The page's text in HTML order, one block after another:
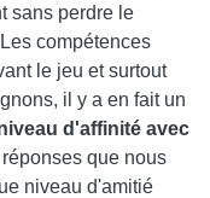
sans perdre le
compétences
le jeu et surtout
il y a en fait un
d'affinité avec
que nous
niveau d'amitié